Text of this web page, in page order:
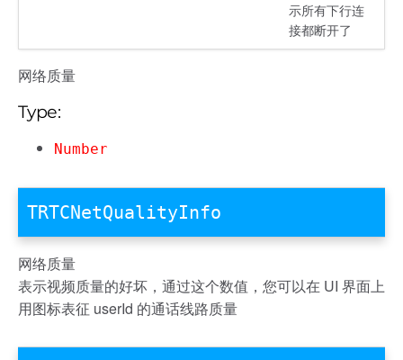
示所有下行连
接都断开了
网络质量
Type:
Number
TRTCNetQualityInfo
网络质量
表示视频质量的好坏，通过这个数值，您可以在 UI 界面上
用图标表征 userId 的通话线路质量